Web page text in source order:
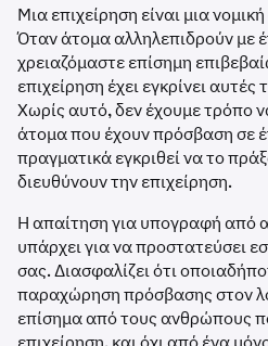
Μια επιχείρηση είναι μια
Όταν άτομα αλληλεπιδρούν με
χρειαζόμαστε επίσημη
επιχείρηση έχει εγκρίνει αυτές
Χωρίς αυτό, δεν έχουμε τρόπο
άτομα που έχουν πρόσβαση σε
πραγματικά εγκριθεί να το
διευθύνουν την επιχείρηση.
Η απαίτηση για υπογραφή από
υπάρχει για να προστατεύσει
σας. Διασφαλίζει ότι
παραχώρηση πρόσβασης στον
επίσημα από τους ανθρώπους